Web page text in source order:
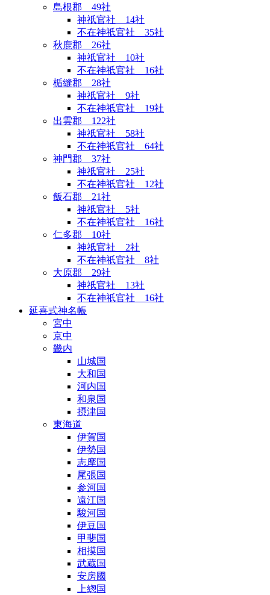
島根郡 49社
神祇官社 14社
不在神祇官社 35社
秋鹿郡 26社
神祇官社 10社
不在神祇官社 16社
楯縫郡 28社
神祇官社 9社
不在神祇官社 19社
出雲郡 122社
神祇官社 58社
不在神祇官社 64社
神門郡 37社
神祇官社 25社
不在神祇官社 12社
飯石郡 21社
神祇官社 5社
不在神祇官社 16社
仁多郡 10社
神祇官社 2社
不在神祇官社 8社
大原郡 29社
神祇官社 13社
不在神祇官社 16社
延喜式神名帳
宮中
京中
畿内
山城国
大和国
河内国
和泉国
摂津国
東海道
伊賀国
伊勢国
志摩国
尾張国
参河国
遠江国
駿河国
伊豆国
甲斐国
相摸国
武蔵国
安房國
上緫国